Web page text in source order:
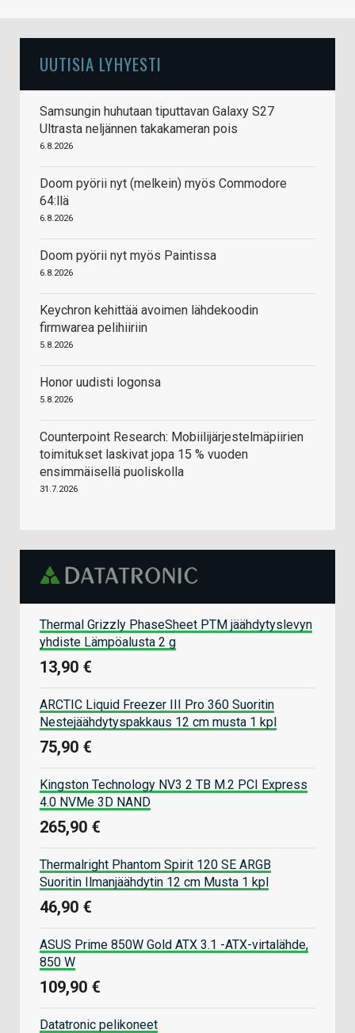
UUTISIA LYHYESTI
Samsungin huhutaan tiputtavan Galaxy S27
Ultrasta neljännen takakameran pois
6.8.2026
Doom pyörii nyt (melkein) myös Commodore
64:llä
6.8.2026
Doom pyörii nyt myös Paintissa
6.8.2026
Keychron kehittää avoimen lähdekoodin
firmwarea pelihiiriin
5.8.2026
Honor uudisti logonsa
5.8.2026
Counterpoint Research: Mobiilijärjestelmäpiirien
toimitukset laskivat jopa 15 % vuoden
ensimmäisellä puoliskolla
31.7.2026
Thermal Grizzly PhaseSheet PTM jäähdytyslevyn
yhdiste Lämpöalusta 2 g
13,90 €
ARCTIC Liquid Freezer III Pro 360 Suoritin
Nestejäähdytyspakkaus 12 cm musta 1 kpl
75,90 €
Kingston Technology NV3 2 TB M.2 PCI Express
4.0 NVMe 3D NAND
265,90 €
Thermalright Phantom Spirit 120 SE ARGB
Suoritin Ilmanjäähdytin 12 cm Musta 1 kpl
46,90 €
ASUS Prime 850W Gold ATX 3.1 -ATX-virtalähde,
850 W
109,90 €
Datatronic pelikoneet